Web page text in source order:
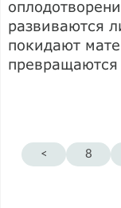
развиваются
покидают
превращаются
< 8